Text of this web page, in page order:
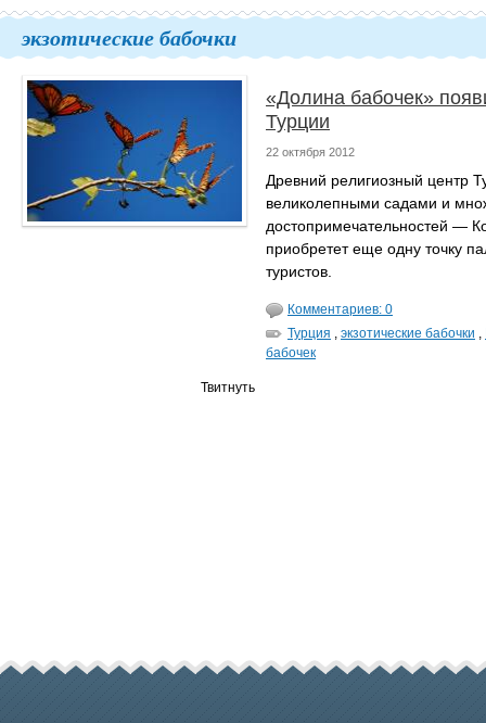
экзотические бабочки
«Долина бабочек»
Турции
22 октября 2012
Древний религиозный центр
великолепными садами и
достопримечательностей —
приобретет еще одну точку
туристов.
Комментариев: 0
Турция , экзотические бабочки ,
бабочек
Твитнуть